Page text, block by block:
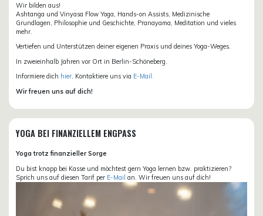
Wir bilden aus!
Ashtanga und Vinyasa Flow Yoga, Hands-on Assists, Medizinische
Grundlagen, Philosophie und Geschichte, Pranayama, Meditation und vieles
mehr.
Vertiefen und Unterstützen deiner eigenen Praxis und deines Yoga-Weges.
In zweieinhalb Jahren vor Ort in Berlin-Schöneberg.
Informiere dich hier. Kontaktiere uns via E-Mail.
Wir freuen uns auf dich!
YOGA BEI FINANZIELLEM ENGPASS
Yoga trotz finanzieller Sorge
Du bist knapp bei Kasse und möchtest gern Yoga lernen bzw. praktizieren?
Sprich uns auf diesen Tarif per E-Mail an. Wir freuen uns auf dich!